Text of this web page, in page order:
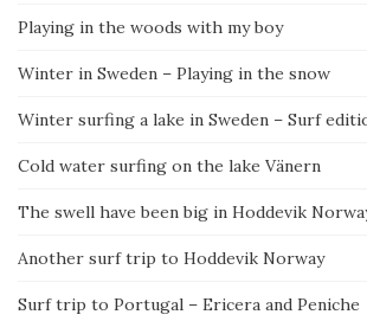
Playing in the woods with my boy
Winter in Sweden – Playing in the snow
Winter surfing a lake in Sweden – Surf
Cold water surfing on the lake Vänern
The swell have been big in Hoddevik
Another surf trip to Hoddevik Norway
Surf trip to Portugal – Ericera and Peniche